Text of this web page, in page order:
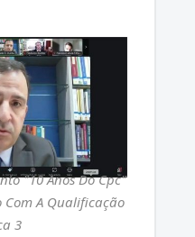
"10 Anos Do Cpc"
Com A Qualificação
3